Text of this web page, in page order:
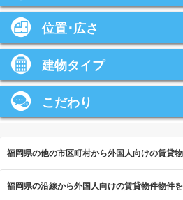
位置･広さ
建物タイプ
こだわり
福岡県の他の市区町村から外国人向けの賃貸
福岡県の沿線から外国人向けの賃貸物件物件